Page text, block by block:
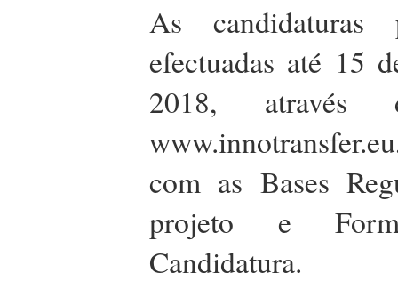
As candidaturas
efectuadas até 15
2018, através
com as Bases
projeto e
Candidatura.